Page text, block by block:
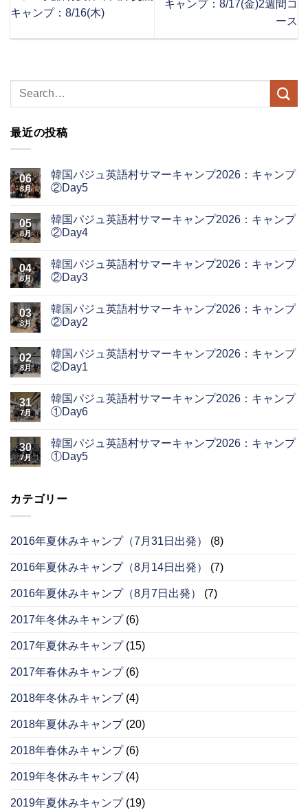
キャンプ：8/16(木)
キャンプ：8/17(金)2週間コ
ース
最近の投稿
06
8月
韓国パジュ英語村サマーキャンプ2026：キャンプ
②Day5
05
8月
韓国パジュ英語村サマーキャンプ2026：キャンプ
②Day4
04
8月
韓国パジュ英語村サマーキャンプ2026：キャンプ
②Day3
03
8月
韓国パジュ英語村サマーキャンプ2026：キャンプ
②Day2
02
8月
韓国パジュ英語村サマーキャンプ2026：キャンプ
②Day1
31
7月
韓国パジュ英語村サマーキャンプ2026：キャンプ
①Day6
30
7月
韓国パジュ英語村サマーキャンプ2026：キャンプ
①Day5
カテゴリー
2016年夏休みキャンプ（7月31日出発） (8)
2016年夏休みキャンプ（8月14日出発） (7)
2016年夏休みキャンプ（8月7日出発） (7)
2017年冬休みキャンプ(6)
2017年夏休みキャンプ(15)
2017年春休みキャンプ(6)
2018年冬休みキャンプ(4)
2018年夏休みキャンプ(20)
2018年春休みキャンプ(6)
2019年冬休みキャンプ(4)
2019年夏休みキャンプ(19)